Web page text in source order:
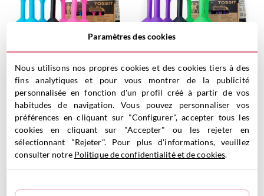
Set Starter de 7 Fléchettes
Bleues et Roses en Silicone ...
29.99
VOIR LE PRODUIT
Set Starter de 7 Fléchettes
Vertes et Violettes en
Silicone...
VOIR LE PRODUIT
Paramètres des cookies
Nous utilisons nos propres cookies et des cookies tiers à des
fins analytiques et pour vous montrer de la publicité
personnalisée en fonction d'un profil créé à partir de vos
habitudes de navigation. Vous pouvez personnaliser vos
préférences en cliquant sur "Configurer", accepter tous les
cookies en cliquant sur "Accepter" ou les rejeter en
sélectionnant "Rejeter". Pour plus d'informations, veuillez
consulter notre Politique de confidentialité et de cookies.